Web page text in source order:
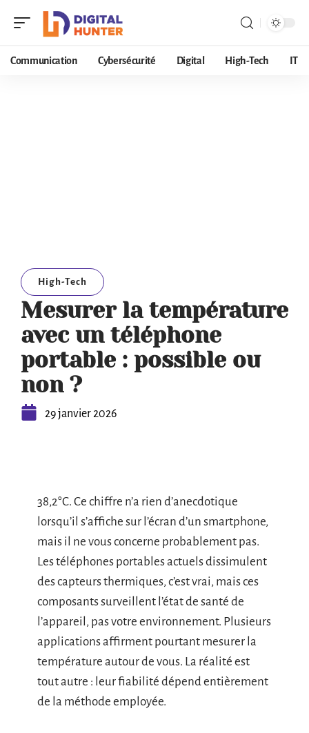
Communication Cybersécurité Digital High-Tech IT
High-Tech
Mesurer la température
avec un téléphone
portable : possible ou
non ?
29 janvier 2026
38,2°C. Ce chiffre n’a rien d’anecdotique
lorsqu’il s’affiche sur l’écran d’un smartphone,
mais il ne vous concerne probablement pas.
Les téléphones portables actuels dissimulent
des capteurs thermiques, c’est vrai, mais ces
composants surveillent l’état de santé de
l’appareil, pas votre environnement. Plusieurs
applications affirment pourtant mesurer la
température autour de vous. La réalité est
tout autre : leur fiabilité dépend entièrement
de la méthode employée.